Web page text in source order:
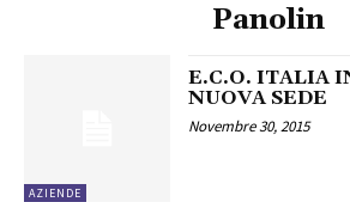
Panolin
AZIENDE
E.C.O. ITALIA
NUOVA SEDE
Novembre 30, 2015